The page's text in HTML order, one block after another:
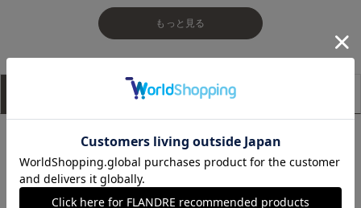
もっと見る
サイズ詳細
風通しの良いデザインと軽やかな素材使いが、涼しく快適な着
心地を叶える一枚。ポンチョ風のノンストレスなシルエットが
体を優しく包み込み、リラックス感のある着こなしを演出しま